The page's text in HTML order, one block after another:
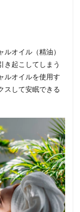
オイル（精油）
き起こしてしまう
ルオイルを使用す
スして安眠できる